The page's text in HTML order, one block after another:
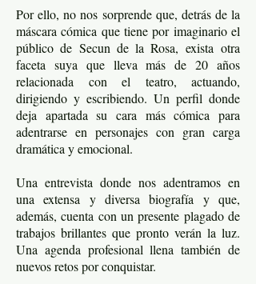
Por ello, no nos sorprende que, detrás de la
máscara cómica que tiene por imaginario el
público de Secun de la Rosa, exista otra
faceta suya que lleva más de 20 años
relacionada con el teatro, actuando,
dirigiendo y escribiendo. Un perfil donde
deja apartada su cara más cómica para
adentrarse en personajes con gran carga
dramática y emocional.
Una entrevista donde nos adentramos en
una extensa y diversa biografía y que,
además, cuenta con un presente plagado de
trabajos brillantes que pronto verán la luz.
Una agenda profesional llena también de
nuevos retos por conquistar.